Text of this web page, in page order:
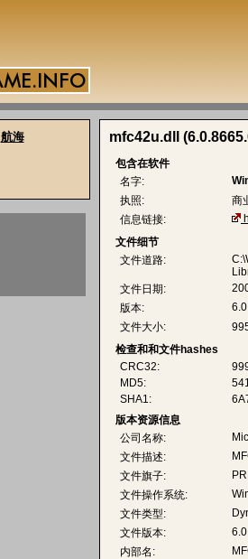
mfc42u.dll
包含在软件
名字:
执照:
商
信息链接:
文件细节
文件道路:
文件日期:
版本:
文件大小:
检查和和文件hashes
CRC32:
MD5:
SHA1:
版本资源信息
公司名称:
文件描述:
文件旗子:
文件操作系统:
文件类型:
文件版本:
内部名:
航海